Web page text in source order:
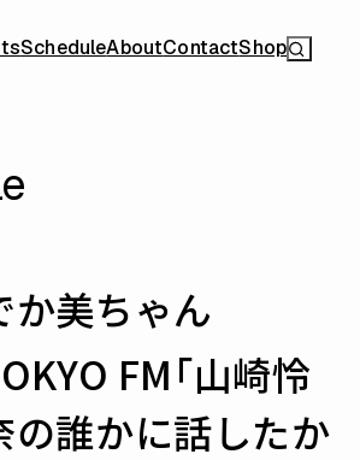
ScheduleAboutContactShop
か美ちゃん
FM「山崎怜
の誰かに話したか